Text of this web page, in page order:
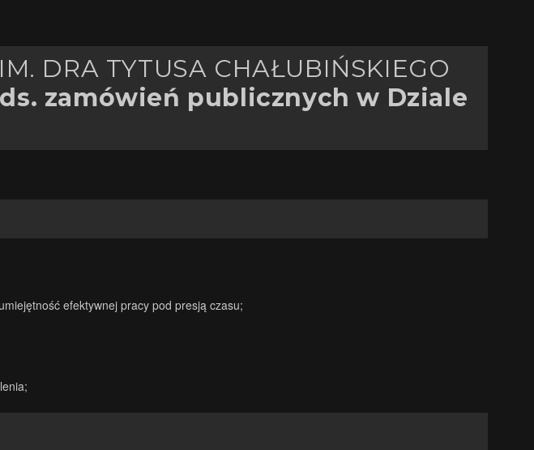
РУССКИЙ
DRA TYTUSA CHAŁUBIŃSKIEGO
zamówień publicznych w Dziale
efektywnej pracy pod presją czasu;